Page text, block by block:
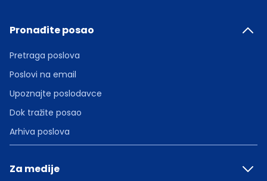
Pronađite posao
Pretraga poslova
Poslovi na email
Upoznajte poslodavce
Dok tražite posao
Arhiva poslova
Za medije